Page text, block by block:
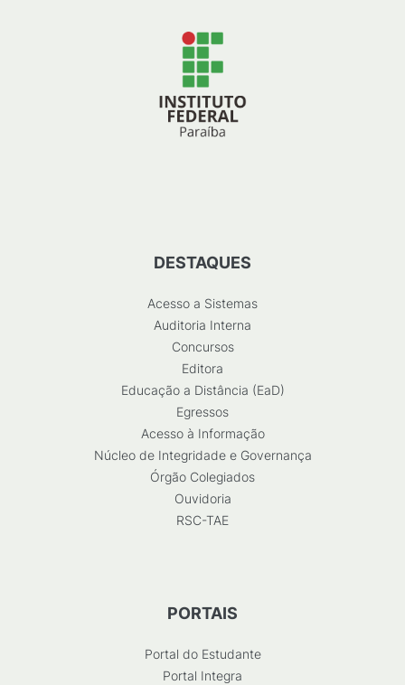
DESTAQUES
Acesso a Sistemas
Auditoria Interna
Concursos
Editora
Educação a Distância (EaD)
Egressos
Acesso à Informação
Núcleo de Integridade e Governança
Órgão Colegiados
Ouvidoria
RSC-TAE
PORTAIS
Portal do Estudante
Portal Integra